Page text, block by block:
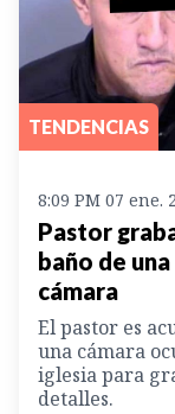
TENDENCIAS
8:09 PM 07 ene.
Pastor
baño de
cámara
El pastor es
una cámara
iglesia para
detalles.